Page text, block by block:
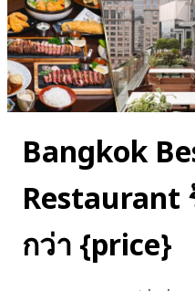
Bangkok
Restaurant
กว่า {price}